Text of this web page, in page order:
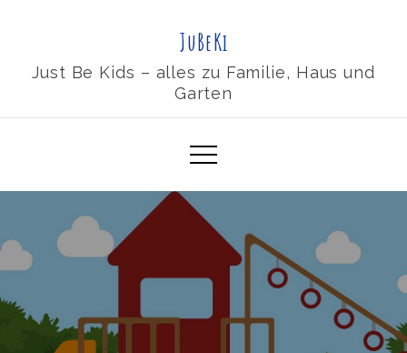
content
JuBeKi
Just Be Kids – alles zu Familie, Haus und
Garten